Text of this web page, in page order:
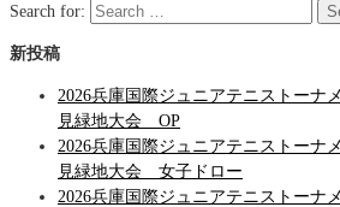
Search for:
新投稿
2026兵庫国際ジュニアテニストーナ
見緑地大会 OP
2026兵庫国際ジュニアテニストーナ
見緑地大会 女子ドロー
2026兵庫国際ジュニアテニストーナ